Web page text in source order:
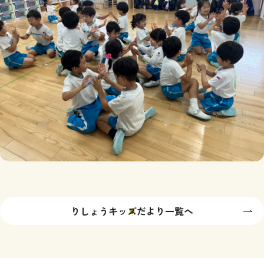
りしょうキッズだより一覧へ